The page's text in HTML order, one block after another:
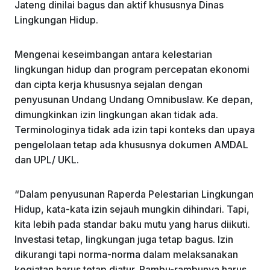
Jateng dinilai bagus dan aktif khususnya Dinas
Lingkungan Hidup.
Mengenai keseimbangan antara kelestarian
lingkungan hidup dan program percepatan ekonomi
dan cipta kerja khususnya sejalan dengan
penyusunan Undang Undang Omnibuslaw. Ke depan,
dimungkinkan izin lingkungan akan tidak ada.
Terminologinya tidak ada izin tapi konteks dan upaya
pengelolaan tetap ada khususnya dokumen AMDAL
dan UPL/ UKL.
“Dalam penyusunan Raperda Pelestarian Lingkungan
Hidup, kata-kata izin sejauh mungkin dihindari. Tapi,
kita lebih pada standar baku mutu yang harus diikuti.
Investasi tetap, lingkungan juga tetap bagus. Izin
dikurangi tapi norma-norma dalam melaksanakan